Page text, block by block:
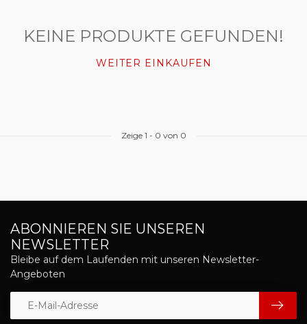
KEINE PRODUKTE GEFUNDEN!
WEITER EINKAUFEN
Zeige 1 - 0 von 0
ABONNIEREN SIE UNSEREN
NEWSLETTER
Bleibe auf dem Laufenden mit unseren Newsletter-
Angeboten